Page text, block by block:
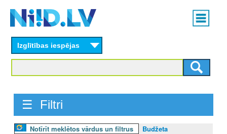
content
Main
menu
Izglītības iespējas
☰ Filtri
Notīrīt meklētos vārdus un filtrus
Budžeta